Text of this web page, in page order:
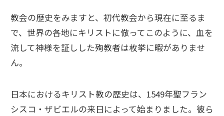
教会の歴史をみますと、初代教会から現在に至るま
で、世界の各地にキリストに倣ってこのように、血を
流して神様を証しした殉教者は枚挙に暇がありませ
ん。
日本におけるキリスト教の歴史は、1549年聖フラン
シスコ・ザビエルの来日によって始まりました。彼ら